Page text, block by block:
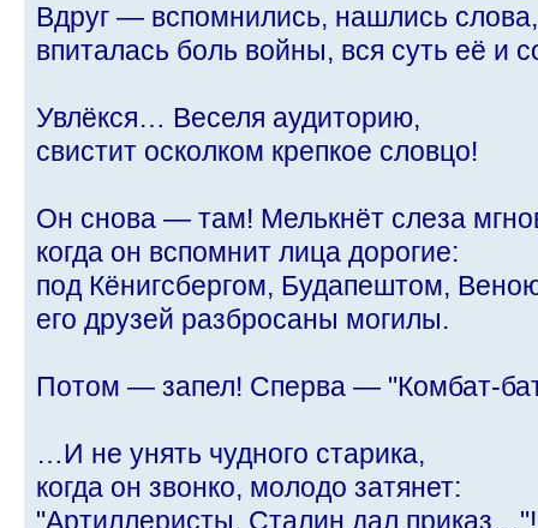
Вдруг — вспомнились, нашлись
впиталась боль войны, вся суть её и
Увлёкся… Веселя аудиторию,
свистит осколком крепкое словцо!
Он снова — там! Мелькнёт слеза
когда он вспомнит лица дорогие:
под Кёнигсбергом, Будапештом,
его друзей разбросаны могилы.
Потом — запел! Сперва — "Комбат-
…И не унять чудного старика,
когда он звонко, молодо затянет:
"Артиллеристы, Сталин дал приказ…"!